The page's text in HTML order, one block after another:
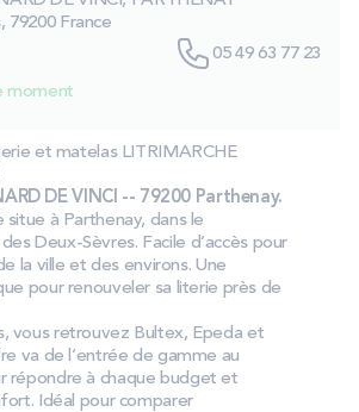
Storelocator
Contact
Mon compte
79200 France
05 49 63 77 23
moment
et matelas LITRIMARCHE
DE VINCI -- 79200 Parthenay.
situe à Parthenay, dans le
Deux-Sèvres. Facile d’accès pour
la ville et des environs. Une
pour renouveler sa literie près de
vous retrouvez Bultex, Epeda et
va de l’entrée de gamme au
répondre à chaque budget et
Idéal pour comparer